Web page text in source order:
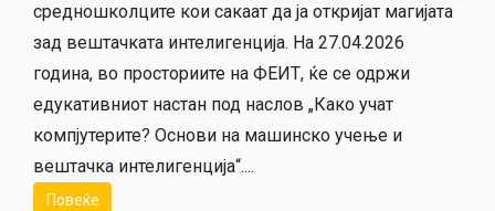
средношколците кои сакаат да ја откријат магијата
зад вештачката интелигенција. На 27.04.2026
година, во просториите на ФЕИТ, ќе се одржи
едукативниот настан под наслов „Како учат
компјутерите? Основи на машинско учење и
вештачка интелигенција“....
Повеќе